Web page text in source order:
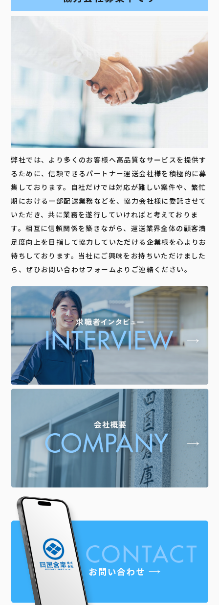
弊社では、より多くのお客様へ高品質なサービスを提供す
るために、信頼できるパートナー運送会社様を積極的に募
集しております。自社だけでは対応が難しい案件や、繁忙
期における一部配送業務などを、協力会社様に委託させて
いただき、共に業務を遂行していければと考えておりま
す。相互に信頼関係を築きながら、運送業界全体の顧客満
足度向上を目指して協力していただける企業様を心よりお
待ちしております。当社にご興味をお持ちいただけました
ら、ぜひお問い合わせフォームよりご連絡ください。